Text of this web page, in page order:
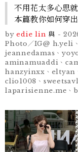
不用花太多心思
本篇教你如何穿
by edie lin 與 -
Photo／IG@ h.yeli
jeannedamas、
aminamuaddi、
hanzyinxx、eltyan
clio1008、
laparisienne.me